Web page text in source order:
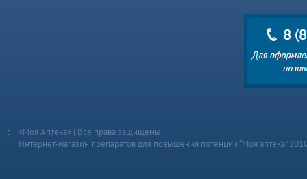
«Моя Аптека» | Все права защищены
Интернет-магазин препаратов для повышения потенции “Моя аптека”